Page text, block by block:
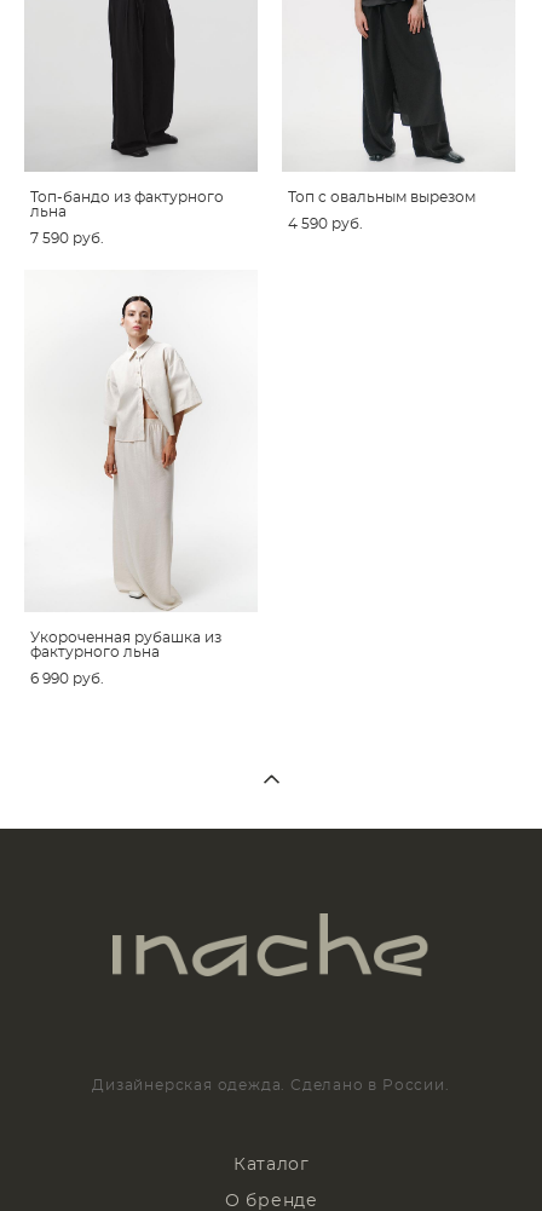
Топ-бандо из фактурного
льна
7 590 pуб.
Топ c овальным вырезом
4 590 pуб.
Укороченная рубашка из
фактурного льна
6 990 pуб.
Дизайнерская одежда. Сделано в России.
Каталог
О бренде